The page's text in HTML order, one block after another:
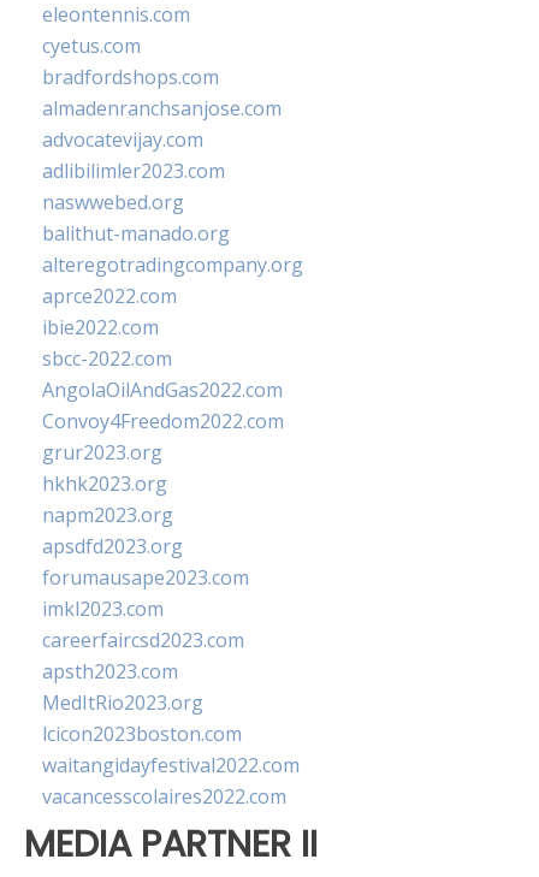
eleontennis.com
cyetus.com
bradfordshops.com
almadenranchsanjose.com
advocatevijay.com
adlibilimler2023.com
naswwebed.org
balithut-manado.org
alteregotradingcompany.org
aprce2022.com
ibie2022.com
sbcc-2022.com
AngolaOilAndGas2022.com
Convoy4Freedom2022.com
grur2023.org
hkhk2023.org
napm2023.org
apsdfd2023.org
forumausape2023.com
imkl2023.com
careerfaircsd2023.com
apsth2023.com
MedItRio2023.org
lcicon2023boston.com
waitangidayfestival2022.com
vacancesscolaires2022.com
MEDIA PARTNER II